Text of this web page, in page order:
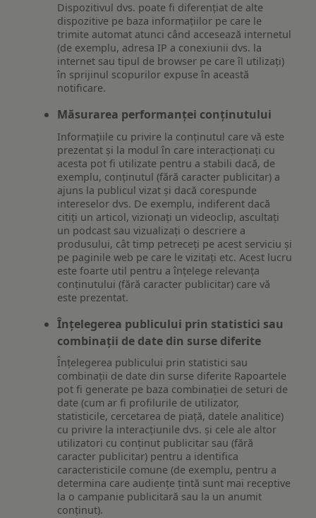
Dispozitivul dvs. poate fi diferențiat de alte
dispozitive pe baza informațiilor pe care le
trimite automat atunci când accesează internetul
(de exemplu, adresa IP a conexiunii dvs. la
internet sau tipul de browser pe care îl utilizați)
în sprijinul scopurilor expuse în această
notificare.
Măsurarea performanței conținutului
Informațiile cu privire la conținutul care vă este
prezentat și la modul în care interacționați cu
acesta pot fi utilizate pentru a stabili dacă, de
exemplu, conținutul (fără caracter publicitar) a
ajuns la publicul vizat și dacă corespunde
intereselor dvs. De exemplu, indiferent dacă
citiți un articol, vizionați un videoclip, ascultați
un podcast sau vizualizați o descriere a
produsului, cât timp petreceți pe acest serviciu și
pe paginile web pe care le vizitați etc. Acest lucru
este foarte util pentru a înțelege relevanța
conținutului (fără caracter publicitar) care vă
este prezentat.
Înțelegerea publicului prin statistici sau
combinații de date din surse diferite
Înțelegerea publicului prin statistici sau
combinații de date din surse diferite Rapoartele
pot fi generate pe baza combinației de seturi de
date (cum ar fi profilurile de utilizator,
statisticile, cercetarea de piață, datele analitice)
cu privire la interacțiunile dvs. și cele ale altor
utilizatori cu conținut publicitar sau (fără
caracter publicitar) pentru a identifica
caracteristicile comune (de exemplu, pentru a
determina care audiențe țintă sunt mai receptive
la o campanie publicitară sau la un anumit
conținut).